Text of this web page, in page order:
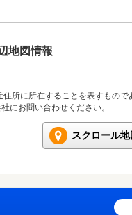
地図情報
所に所在することを表すもので
にお問い合わせください。
スクロール